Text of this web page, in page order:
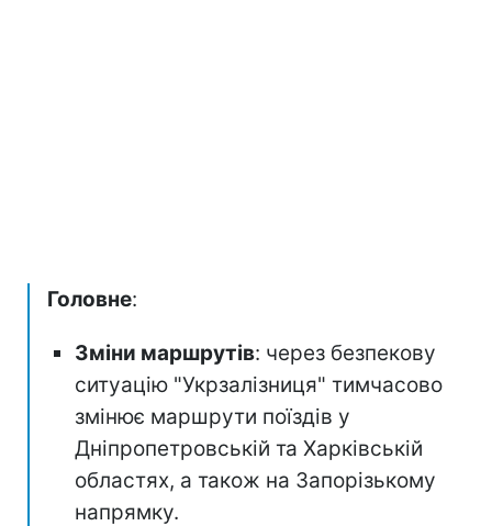
Головне:
Зміни маршрутів: через безпекову
ситуацію "Укрзалізниця" тимчасово
змінює маршрути поїздів у
Дніпропетровській та Харківській
областях, а також на Запорізькому
напрямку.